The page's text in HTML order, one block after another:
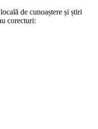
de cunoaștere și știri
corecturi: